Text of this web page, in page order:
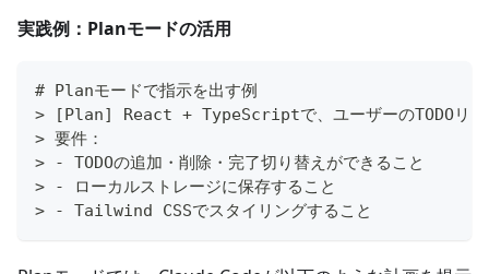
実践例：Planモードの活用
# Planモードで指示を出す例
> [Plan] React + TypeScriptで、ユーザーのTODOリス
> 要件：
> - TODOの追加・削除・完了切り替えができること
> - ローカルストレージに保存すること
> - Tailwind CSSでスタイリングすること